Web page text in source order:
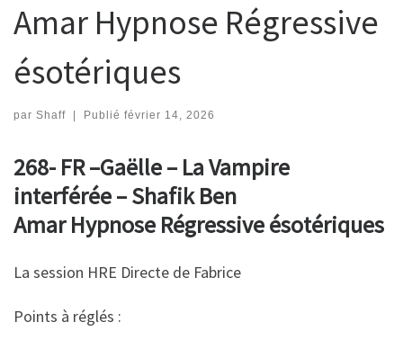
Amar Hypnose Régressive
ésotériques
par Shaff Publié février 14, 2026
268- FR –Gaëlle – La Vampire
interférée – Shafik Ben
Amar Hypnose Régressive ésotériques
La session HRE Directe de Fabrice
Points à réglés :